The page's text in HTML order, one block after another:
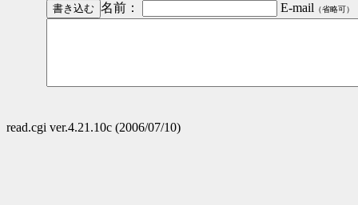
名前：
E-mail （省略可）
read.cgi ver.4.21.10c (2006/07/10)